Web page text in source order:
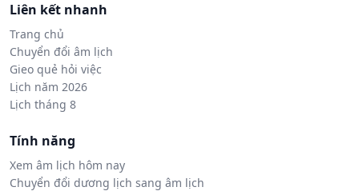
Liên kết nhanh
Trang chủ
Chuyển đổi âm lịch
Gieo quẻ hỏi việc
Lịch năm 2026
Lịch tháng 8
Tính năng
Xem âm lịch hôm nay
Chuyển đổi dương lịch sang âm lịch